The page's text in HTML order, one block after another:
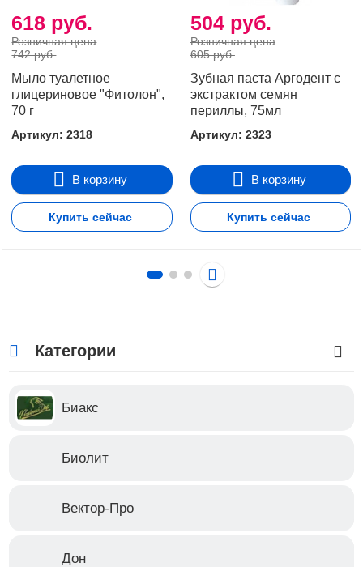
618 руб.
Розничная цена
742 руб.
Мыло туалетное
глицериновое "Фитолон",
70 г
Артикул: 2318
В корзину
Купить сейчас
504 руб.
Розничная цена
605 руб.
Зубная паста Аргодент с
экстрактом семян
периллы, 75мл
Артикул: 2323
В корзину
Купить сейчас
Категории
Биакс
Биолит
Вектор-Про
Дон